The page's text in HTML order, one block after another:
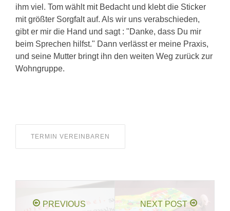
ihm viel. Tom wählt mit Bedacht und klebt die Sticker
mit größter Sorgfalt auf. Als wir uns verabschieden,
gibt er mir die Hand und sagt : "Danke, dass Du mir
beim Sprechen hilfst." Dann verlässt er meine Praxis,
und seine Mutter bringt ihn den weiten Weg zurück zur
Wohngruppe.
TERMIN VEREINBAREN
PREVIOUS
NEXT POST